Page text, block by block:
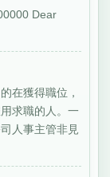
Dear
在獲得職位，
求職的人。一
人事主管非見